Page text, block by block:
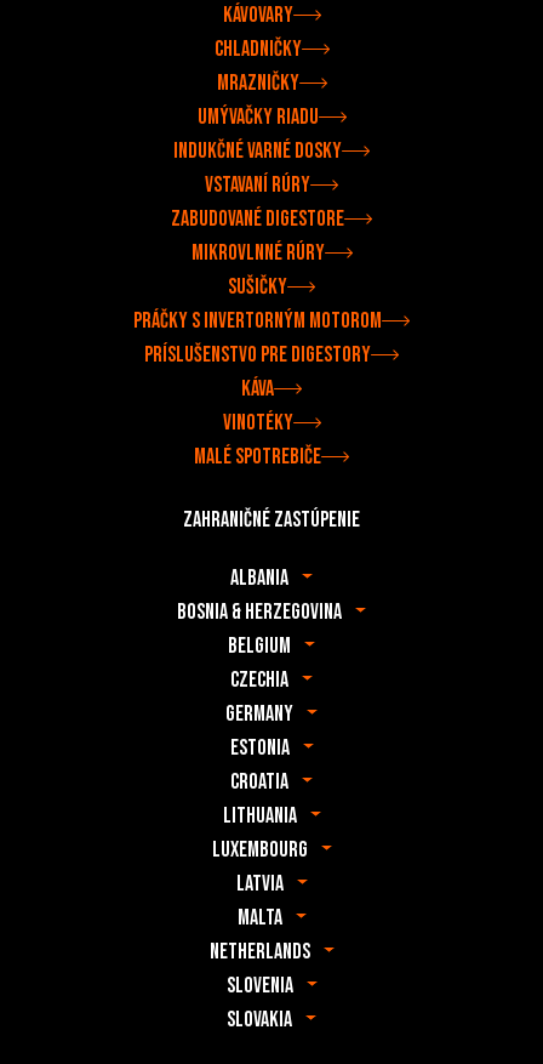
Kávovary
Chladničky
Mrazničky
Umývačky riadu
Indukčné varné dosky
Vstavaní rúry
Zabudované digestore
Mikrovlnné rúry
Sušičky
Práčky s invertorným motorom
Príslušenstvo pre digestory
Káva
Vinotéky
Malé spotrebiče
Zahraničné zastúpenie
Albania
Bosnia & Herzegovina
Belgium
Czechia
Germany
Estonia
Croatia
Lithuania
Luxembourg
Latvia
Malta
Netherlands
Slovenia
Slovakia